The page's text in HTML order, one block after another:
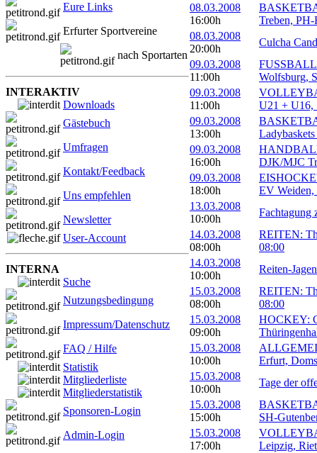
Eure Links
Erfurter Sportvereine
nach Sportarten
INTERAKTIV
Downloads
Gästebuch
Umfragen
Kontakt/Feedback
Uns empfehlen
Newsletter
User-Account
INTERNA
Suche
Nutzungsbedingung
Impressum/Datenschutz
FAQ / Hilfe
Statistik
Mitgliederliste
Mitgliederstatistik
Sponsoren-Login
Admin-Login
08.03.2008
16:00h
Treben,
08.03.2008
20:00h
Culcha
09.03.2008
11:00h
Wolfsburg,
09.03.2008
11:00h
U21 + U16,
09.03.2008
13:00h
09.03.2008
16:00h
DJK/MJC
09.03.2008
18:00h
EV Weiden,
13.03.2008
10:00h
Fachtagung
14.03.2008
08:00h
REITEN:
08:00
14.03.2008
10:00h
Reiten-
15.03.2008
08:00h
REITEN:
08:00
15.03.2008
09:00h
HOCKEY:
15.03.2008
10:00h
Erfurt,
15.03.2008
10:00h
Tage der
15.03.2008
15:00h
SH-
15.03.2008
17:00h
Leipzig,